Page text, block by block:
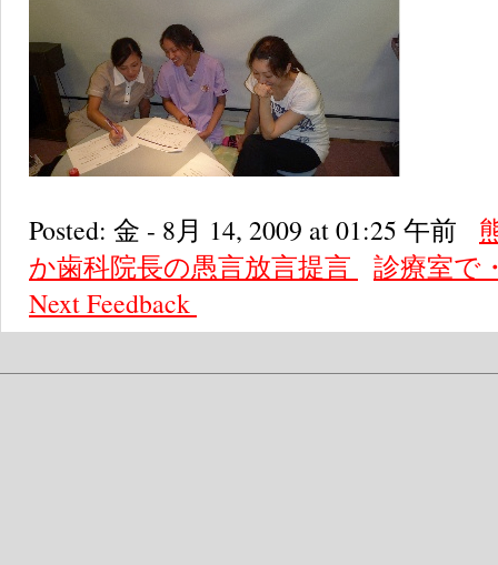
Posted: 金 - 8月 14, 2009 at 01:25 午前
か歯科院長の愚言放言提言
診療室で
NextFeedback